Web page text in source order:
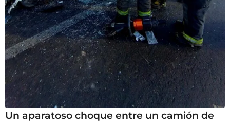
Un aparatoso choque entre un camión de